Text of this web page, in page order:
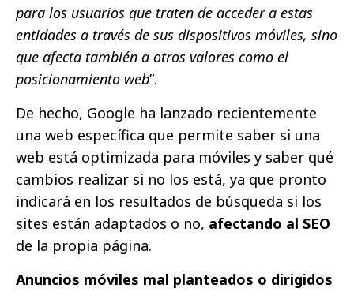
para los usuarios que traten de acceder a estas
entidades a través de sus dispositivos móviles, sino
que afecta también a otros valores como el
posicionamiento web”.
De hecho, Google ha lanzado recientemente
una web específica que permite saber si una
web está optimizada para móviles y saber qué
cambios realizar si no los está, ya que pronto
indicará en los resultados de búsqueda si los
sites están adaptados o no, afectando al SEO
de la propia página.
Anuncios móviles mal planteados o dirigidos